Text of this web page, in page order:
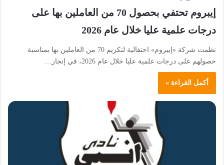
إيبروم تحتفي بحصول 70 من العاملين بها على
درجات علمية عليا خلال عام 2026
نظمت شركة «إيبروم» احتفالية لتكريم 70 من العاملين بها بمناسبة
حصولهم على درجات علمية عليا خلال عام 2026، في إنجاز…
أكمل القراءة »